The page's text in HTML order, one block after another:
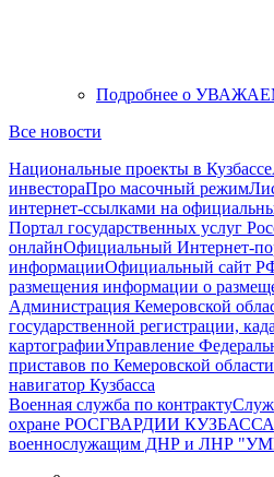
Подробнее о
Все новости
Национальные проекты в Кузбассе
инвестораПро масочный режим
интернет-ссылками на
Портал государственных услуг
онлайнОфициальный Интернет-
информацииОфициальный сайт
размещения информации о
Администрация Кемеровской
государственной регистрации,
картографииУправление
приставов по Кемеровской
навигатор Кузбасса
Военная служба по контракту
охране РОСГВАРДИИ
военнослужащим ДНР и ЛНР